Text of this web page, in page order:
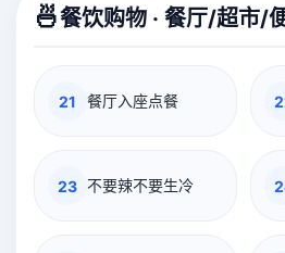
🍜餐饮购物 · 餐厅/超市/
21 餐厅入座点餐
23 不要辣不要生冷